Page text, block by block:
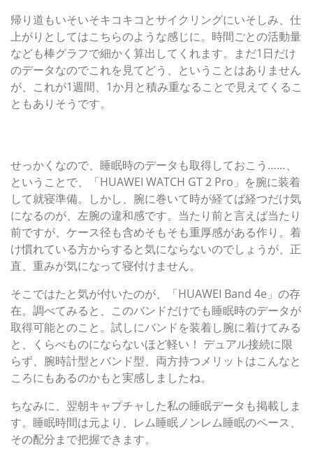
帰り道もいそいそキコキコとサイクリングにいそしみ、仕
上がりとしてはこちらのような感じに。時間ごとの活動量
なども棒グラフで細かく算出してくれます。まだ1日だけ
のデータなのでこれを見てどう、ということはありません
が、これが1週間、1か月と積み重なることで見えてくるこ
ともありそうです。
せっかくなので、睡眠時のデータも取得しておこう……、
ということで、「HUAWEI WATCH GT 2 Pro」を腕に装着
して就寝準備。しかし、腕に巻いて時が経てば経つだけ気
になるのが、左腕の違和感です。当たり前と言えば当たり
前ですが、ケース径も含めそもそも重厚感がある作り。着
け慣れている方からすると気にならないのでしょうが、正
直、重みが気になって寝付けません。
そこではたと気が付いたのが、「HUAWEI Band 4e」の存
在。調べてみると、このバンドだけでも睡眠時のデータが
取得可能とのこと。試しにバンドを装着し腕に着けてみる
と、くらべものにならないほど軽い！ デュアル接続に限
らず、腕時計型とバンド型、両方持つメリットはこんなと
ころにもあるのかもと実感しましたね。
ちなみに、翌朝キャプチャした私の睡眠データも掲載しま
す。睡眠時間は元より、レム睡眠ノンレム睡眠のペース、
その配分まで把握できます。